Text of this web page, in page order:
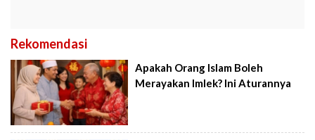
Rekomendasi
Apakah Orang Islam Boleh
Merayakan Imlek? Ini Aturannya